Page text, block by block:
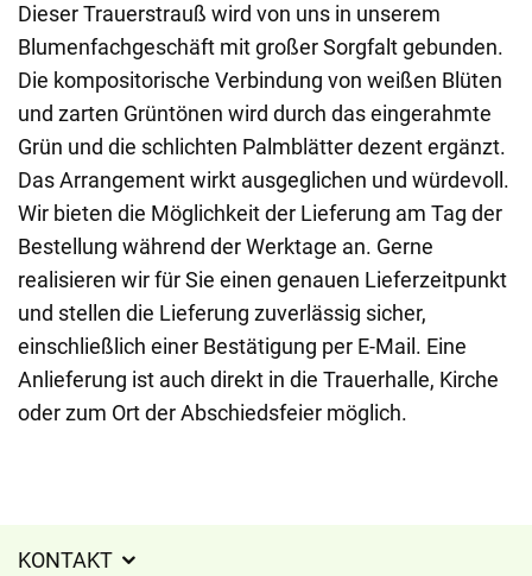
Dieser Trauerstrauß wird von uns in unserem
Blumenfachgeschäft mit großer Sorgfalt gebunden.
Die kompositorische Verbindung von weißen Blüten
und zarten Grüntönen wird durch das eingerahmte
Grün und die schlichten Palmblätter dezent ergänzt.
Das Arrangement wirkt ausgeglichen und würdevoll.
Wir bieten die Möglichkeit der Lieferung am Tag der
Bestellung während der Werktage an. Gerne
realisieren wir für Sie einen genauen Lieferzeitpunkt
und stellen die Lieferung zuverlässig sicher,
einschließlich einer Bestätigung per E-Mail. Eine
Anlieferung ist auch direkt in die Trauerhalle, Kirche
oder zum Ort der Abschiedsfeier möglich.
KONTAKT